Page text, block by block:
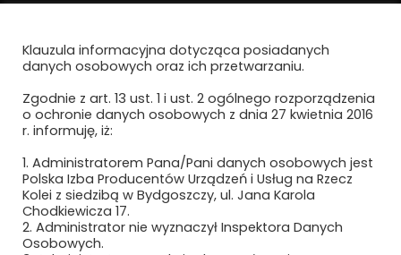
kolejowefirmy.pl
Polityka prywatności i cookies
Regulamin strony
Klauzula informacyjna dotycząca posiadanych
danych osobowych oraz ich przetwarzaniu.
Zgodnie z art. 13 ust. 1 i ust. 2 ogólnego rozporządzenia
o ochronie danych osobowych z dnia 27 kwietnia 2016
r. informuję, iż:
1. Administratorem Pana/Pani danych osobowych jest
Polska Izba Producentów Urządzeń i Usług na Rzecz
Kolei z siedzibą w Bydgoszczy, ul. Jana Karola
Chodkiewicza 17.
2. Administrator nie wyznaczył Inspektora Danych
Osobowych.